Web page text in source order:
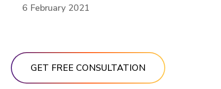
6 February 2021